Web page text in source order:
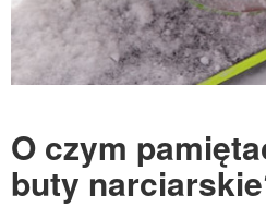
O czym
buty